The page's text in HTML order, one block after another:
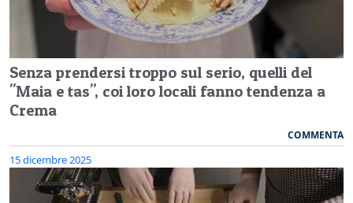
Senza prendersi troppo sul serio, quelli del
"Maia e tas", coi loro locali fanno tendenza a
Crema
COMMENTA
15 dicembre 2025